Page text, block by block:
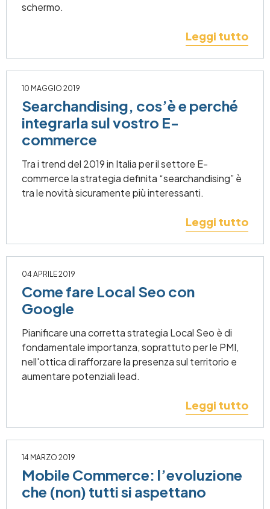
schermo.
Leggi tutto
10 MAGGIO 2019
Searchandising, cos’è e perché
integrarla sul vostro E-
commerce
Tra i trend del 2019 in Italia per il settore E-
commerce la strategia definita “searchandising” è
tra le novità sicuramente più interessanti.
Leggi tutto
04 APRILE 2019
Come fare Local Seo con
Google
Pianificare una corretta strategia Local Seo è di
fondamentale importanza, soprattuto per le PMI,
nell'ottica di rafforzare la presenza sul territorio e
aumentare potenziali lead.
Leggi tutto
14 MARZO 2019
Mobile Commerce: l’evoluzione
che (non) tutti si aspettano